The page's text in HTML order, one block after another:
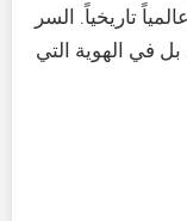
تاريخياً. السر
في الهوية التي